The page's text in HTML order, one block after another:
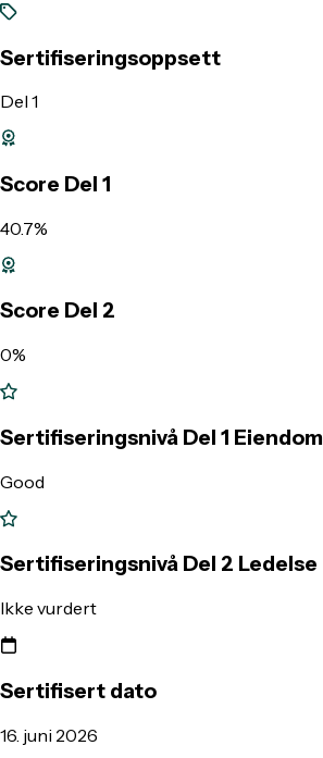
Sertifiseringsoppsett
Del 1
Score Del 1
40.7%
Score Del 2
0%
Sertifiseringsnivå Del 1 Eiendom
Good
Sertifiseringsnivå Del 2 Ledelse
Ikke vurdert
Sertifisert dato
16. juni 2026